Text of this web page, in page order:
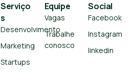
Serviço
s
Desenvolvimento
Marketing
Startups
Equipe
Vagas
Trabalhe
conosco
Social
Facebook
Instagram
linkedin